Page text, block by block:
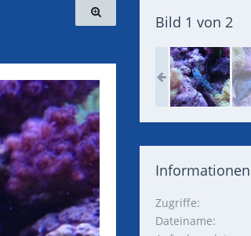
Bild 1 von 2
Informationen
Zugriffe
Dateiname